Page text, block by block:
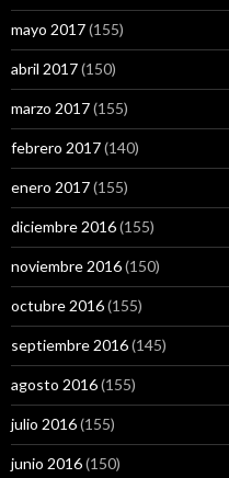
mayo 2017(155)
abril 2017(150)
marzo 2017(155)
febrero 2017(140)
enero 2017(155)
diciembre 2016(155)
noviembre 2016(150)
octubre 2016(155)
septiembre 2016(145)
agosto 2016(155)
julio 2016(155)
junio 2016(150)